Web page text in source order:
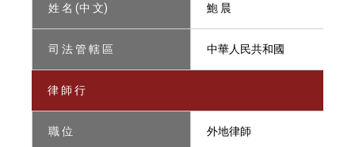
姓 名 (中 文) 鮑 晨
司 法 管 轄 區 中華人民共和國
律 師 行
職 位 外地律師